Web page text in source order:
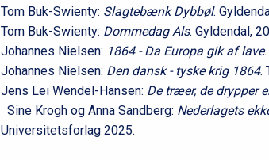
Tom Buk-Swienty: Slagtebænk Dybbøl.
Tom Buk-Swienty: Dommedag Als. Gyldendal,
Johannes Nielsen: 1864 - Da Europa gik af lave
Johannes Nielsen: Den dansk - tyske krig 1864.
Jens Lei Wendel-Hansen: De træer, de drypper
Sine Krogh og Anna Sandberg: Nederlagets
Universitetsforlag 2025.